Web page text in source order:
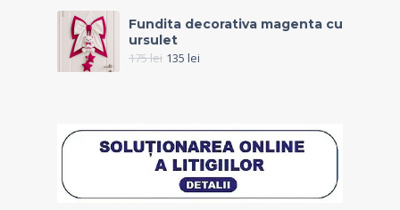
Fundita decorativa magenta cu
ursulet
175lei 135 lei